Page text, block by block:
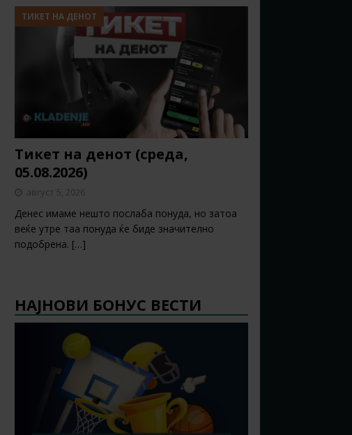
ТИКЕТ НА ДЕНОТ
Тикет на денот (среда,
05.08.2026)
август 5, 2026
Денес имаме нешто послаба понуда, но затоа
веќе утре таа понуда ќе биде значително
подобрена. […]
НАЈНОВИ БОНУС ВЕСТИ